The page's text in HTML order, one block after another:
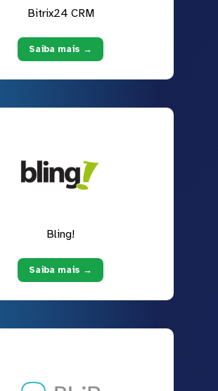
Bitrix24 CRM
Saiba mais →
Bling!
Saiba mais →